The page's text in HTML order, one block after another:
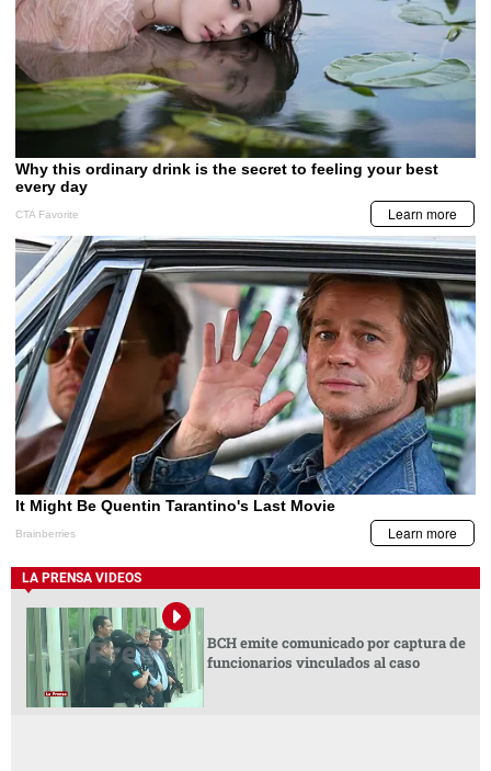
LA PRENSA VIDEOS
BCH emite comunicado por captura de
funcionarios vinculados al caso